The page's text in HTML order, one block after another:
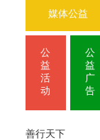
媒体公益
公
益
活
动
公
益
广
告
善行天下